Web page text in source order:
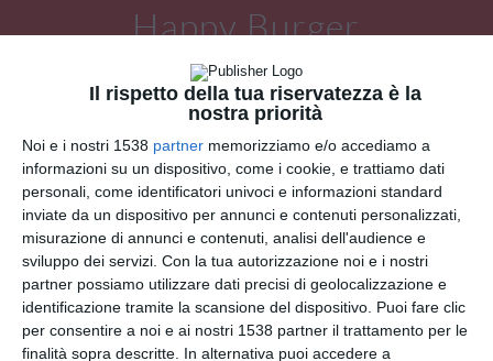
Il rispetto della tua riservatezza è la
nostra priorità
Noi e i nostri 1538 partner memorizziamo e/o accediamo a
informazioni su un dispositivo, come i cookie, e trattiamo dati
personali, come identificatori univoci e informazioni standard
inviate da un dispositivo per annunci e contenuti personalizzati,
misurazione di annunci e contenuti, analisi dell'audience e
sviluppo dei servizi. Con la tua autorizzazione noi e i nostri
partner possiamo utilizzare dati precisi di geolocalizzazione e
identificazione tramite la scansione del dispositivo. Puoi fare clic
per consentire a noi e ai nostri 1538 partner il trattamento per le
finalità sopra descritte. In alternativa puoi accedere a
Happy Burger
INVIA QUESTA CARTOLINA